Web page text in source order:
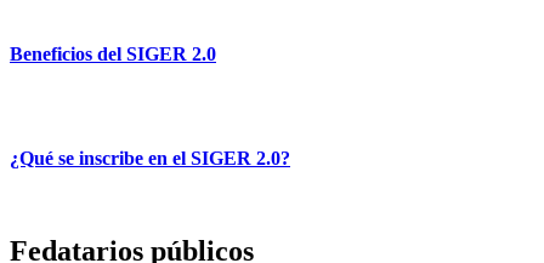
Beneficios del SIGER 2.0
¿Qué se inscribe en el SIGER 2.0?
Fedatarios públicos